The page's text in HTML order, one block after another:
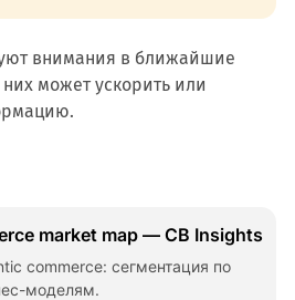
внимания в ближайшие
может ускорить или
market map — CB Insights
commerce: сегментация по
моделям.